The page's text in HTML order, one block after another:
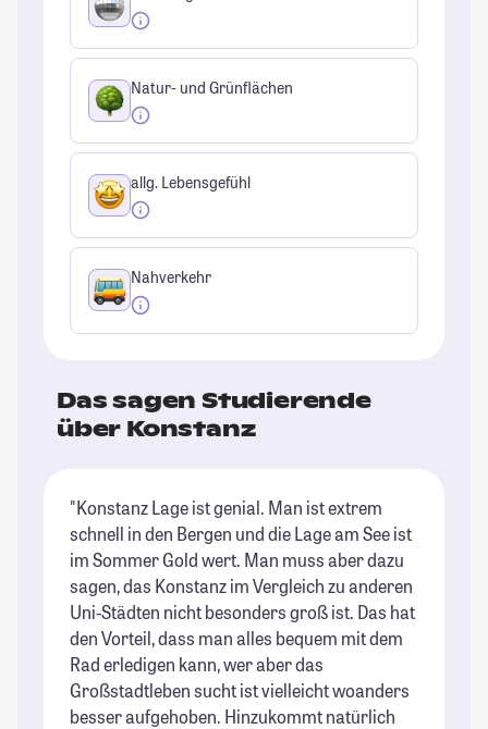
Natur- und Grünflächen
allg. Lebensgefühl
Nahverkehr
Das sagen Studierende
über Konstanz
"Konstanz Lage ist genial. Man ist extrem
schnell in den Bergen und die Lage am See ist
im Sommer Gold wert. Man muss aber dazu
sagen, das Konstanz im Vergleich zu anderen
Uni-Städten nicht besonders groß ist. Das hat
den Vorteil, dass man alles bequem mit dem
Rad erledigen kann, wer aber das
Großstadtleben sucht ist vielleicht woanders
besser aufgehoben. Hinzukommt natürlich